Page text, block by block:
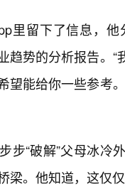
里留下了信息，
趋势的分析报告。
望能给你一些参考
步“破解”父母冰冷
梁。他知道，这仅